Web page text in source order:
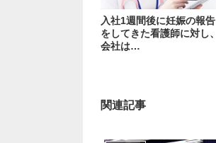
入社1週間後に妊娠の報告
をしてきた看護師に対し、
会社は…
関連記事